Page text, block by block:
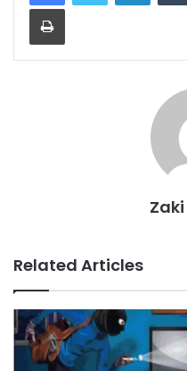
Print
Related Articles